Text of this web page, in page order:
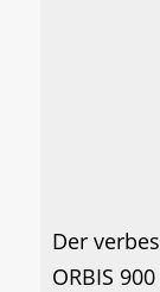
Der
ORBIS